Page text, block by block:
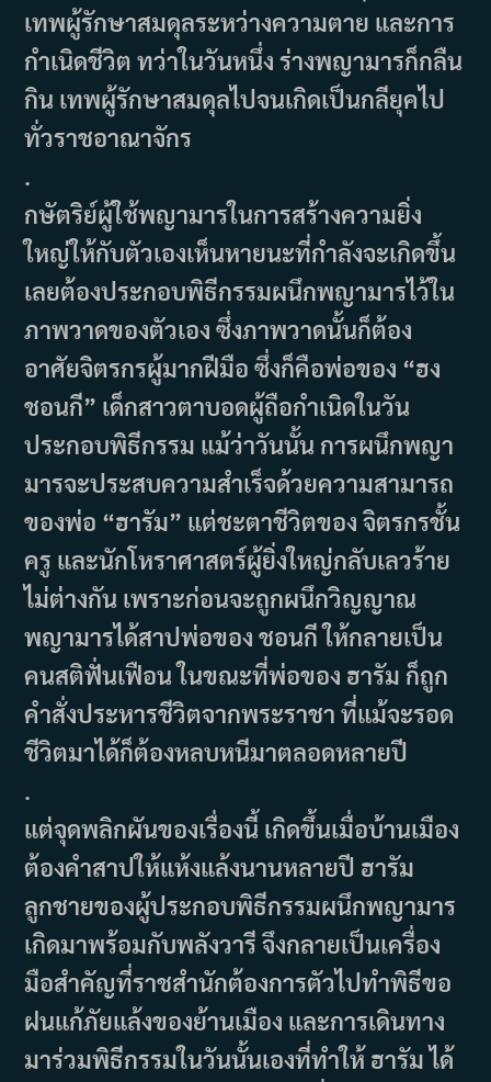
เทพผู้รักษาสมดุลระหว่างความตาย และการ
กำเนิดชีวิต ทว่าในวันหนึ่ง ร่างพญามารก็กลืน
กิน เทพผู้รักษาสมดุลไปจนเกิดเป็นกลียุคไป
ทั่วราชอาณาจักร
.
กษัตริย์ผู้ใช้พญามารในการสร้างความยิ่ง
ใหญ่ให้กับตัวเองเห็นหายนะที่กำลังจะเกิดขึ้น
เลยต้องประกอบพิธีกรรมผนึกพญามารไว้ใน
ภาพวาดของตัวเอง ซึ่งภาพวาดนั้นก็ต้อง
อาศัยจิตรกรผู้มากฝีมือ ซึ่งก็คือพ่อของ “ฮง
ชอนกี” เด็กสาวตาบอดผู้ถือกำเนิดในวัน
ประกอบพิธีกรรม แม้ว่าวันนั้น การผนึกพญา
มารจะประสบความสำเร็จด้วยความสามารถ
ของพ่อ “ฮารัม” แต่ชะตาชีวิตของ จิตรกรชั้น
ครู และนักโหราศาสตร์ผู้ยิ่งใหญ่กลับเลวร้าย
ไม่ต่างกัน เพราะก่อนจะถูกผนึกวิญญาณ
พญามารได้สาปพ่อของ ชอนกี ให้กลายเป็น
คนสติฟั่นเฟือน ในขณะที่พ่อของ ฮารัม ก็ถูก
คำสั่งประหารชีวิตจากพระราชา ที่แม้จะรอด
ชีวิตมาได้ก็ต้องหลบหนีมาตลอดหลายปี
.
แต่จุดพลิกผันของเรื่องนี้ เกิดขึ้นเมื่อบ้านเมือง
ต้องคำสาปให้แห้งแล้งนานหลายปี ฮารัม
ลูกชายของผู้ประกอบพิธีกรรมผนึกพญามาร
เกิดมาพร้อมกับพลังวารี จึงกลายเป็นเครื่อง
มือสำคัญที่ราชสำนักต้องการตัวไปทำพิธีขอ
ฝนแก้ภัยแล้งของย้านเมือง และการเดินทาง
มาร่วมพิธีกรรมในวันนั้นเองที่ทำให้ ฮารัม ได้